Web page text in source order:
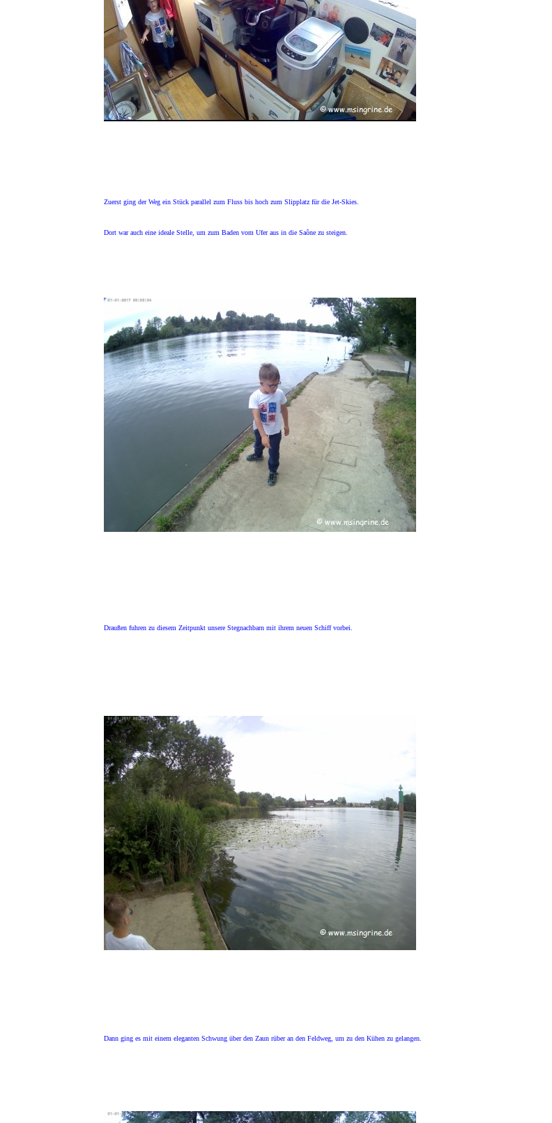
Zuerst ging der Weg ein Stück parallel zum Fluss bis hoch zum Slipplatz für die Jet-Skies.
Dort war auch eine ideale Stelle, um zum Baden vom Ufer aus in die Saône zu steigen.
Draußen fuhren zu diesem Zeitpunkt unsere Stegnachbarn mit ihrem neuen Schiff vorbei.
Dann ging es mit einem eleganten Schwung über den Zaun rüber an den Feldweg, um zu den Kühen zu gelangen.